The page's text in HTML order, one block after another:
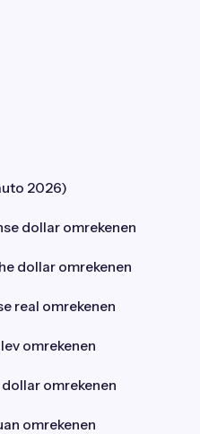
2026)
dollar omrekenen
dollar omrekenen
real omrekenen
omrekenen
omrekenen
omrekenen